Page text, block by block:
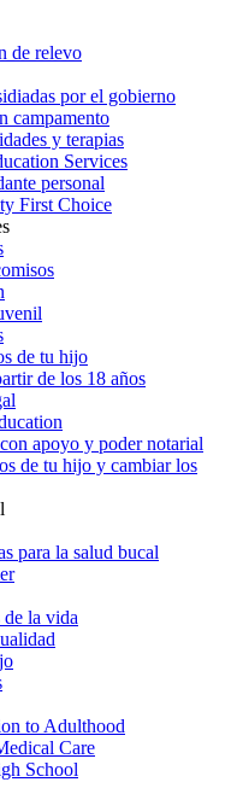
de relevo
por el gobierno
campamento
y terapias
Services
personal
First Choice
de tu hijo
de los 18 años
apoyo y poder notarial
de tu hijo y cambiar los
para la salud bucal
de la vida
to Adulthood
Care
School